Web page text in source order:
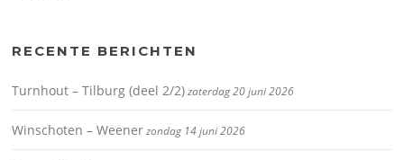
RECENTE BERICHTEN
Turnhout – Tilburg (deel 2/2)zaterdag 20 juni 2026
Winschoten – Weenerzondag 14 juni 2026